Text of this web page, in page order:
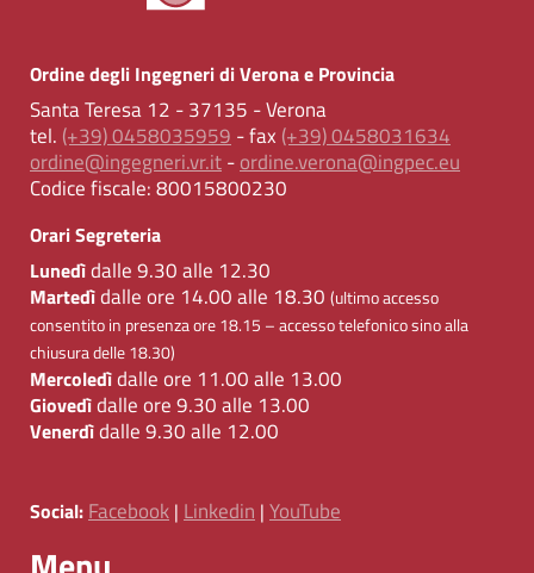
Ordine degli Ingegneri di Verona e Provincia
Santa Teresa 12 - 37135 - Verona
tel. (+39) 0458035959 - fax (+39) 0458031634
ordine@ingegneri.vr.it-ordine.verona@ingpec.eu
Codice fiscale:80015800230
Orari Segreteria
Lunedìdalle 9.30 alle 12.30
Martedìdalle ore 14.00 alle 18.30 (ultimo accesso
consentito in presenza ore 18.15 – accesso telefonico sino alla
chiusura delle 18.30)
Mercoledìdalle ore 11.00 alle 13.00
Giovedìdalle ore 9.30 alle 13.00
Venerdìdalle 9.30 alle 12.00
Social: Facebook | Linkedin | YouTube